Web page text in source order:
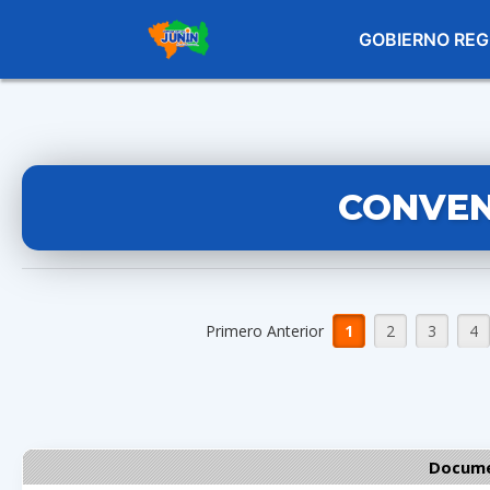
GOBIERNO
Primero Anterior 1 2 3 4